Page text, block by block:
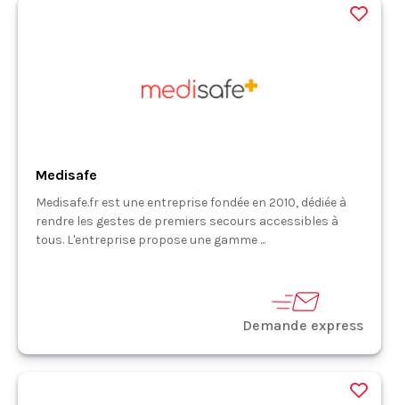
Medisafe
Medisafe.fr est une entreprise fondée en 2010, dédiée à
rendre les gestes de premiers secours accessibles à
tous. L'entreprise propose une gamme ...
Demande express